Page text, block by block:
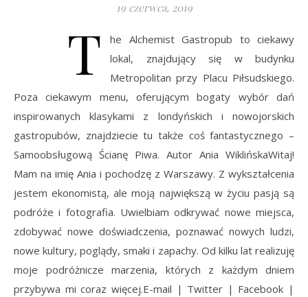
19 czerwca, 2019
T
he Alchemist Gastropub to ciekawy
lokal, znajdujący się w budynku
Metropolitan przy Placu Piłsudskiego.
Poza ciekawym menu, oferującym bogaty wybór dań
inspirowanych klasykami z londyńskich i nowojorskich
gastropubów, znajdziecie tu także coś fantastycznego –
Samoobsługową Ścianę Piwa. Autor Ania WiklińskaWitaj!
Mam na imię Ania i pochodzę z Warszawy. Z wykształcenia
jestem ekonomistą, ale moją największą w życiu pasją są
podróże i fotografia. Uwielbiam odkrywać nowe miejsca,
zdobywać nowe doświadczenia, poznawać nowych ludzi,
nowe kultury, poglądy, smaki i zapachy. Od kilku lat realizuję
moje podróżnicze marzenia, których z każdym dniem
przybywa mi coraz więcej.E-mail | Twitter | Facebook |